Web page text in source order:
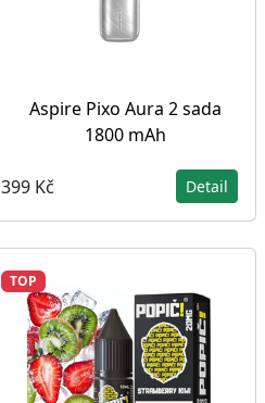
Aspire Pixo Aura 2 sada
1800 mAh
399 Kč Detail
TOP